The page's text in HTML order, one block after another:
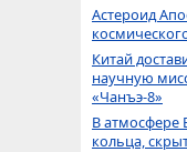
Астероид
Китай
научную
«Чанъэ-8»
В атмосфере
кольца,